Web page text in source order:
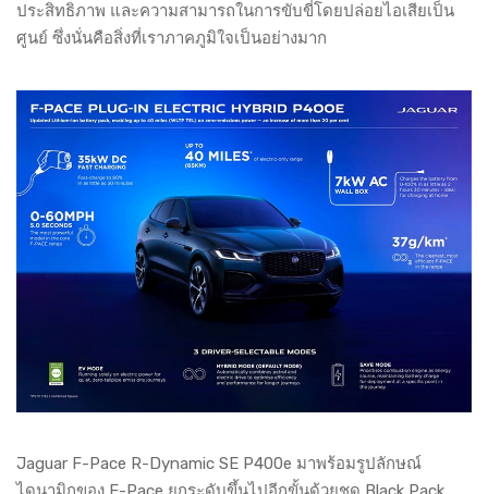
ประสิทธิภาพ และความสามารถในการขับขี่โดยปล่อยไอเสียเป็น
ศูนย์ ซึ่งนั่นคือสิ่งที่เราภาคภูมิใจเป็นอย่างมาก
Jaguar F-Pace R-Dynamic SE P400e มาพร้อมรูปลักษณ์